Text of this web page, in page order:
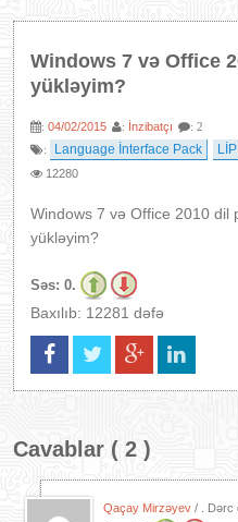
Windows 7 və Office
yükləyim?
: 04/02/2015 : İnzibatçı
: 2
:
Language İnterface Pack LİP
12280
Windows 7 və Office 2010 dil
yükləyim?
Səs: 0.
Baxılıb: 12281 dəfə
Cavablar ( 2 )
Qaçay Mirzəyev / . Dərc